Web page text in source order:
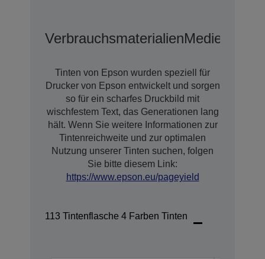
VerbrauchsmaterialienMedien
Tinten von Epson wurden speziell für
Drucker von Epson entwickelt und sorgen
so für ein scharfes Druckbild mit
wischfestem Text, das Generationen lang
hält. Wenn Sie weitere Informationen zur
Tintenreichweite und zur optimalen
Nutzung unserer Tinten suchen, folgen
Sie bitte diesem Link:
https://www.epson.eu/pageyield
113 Tintenflasche 4 Farben Tinten